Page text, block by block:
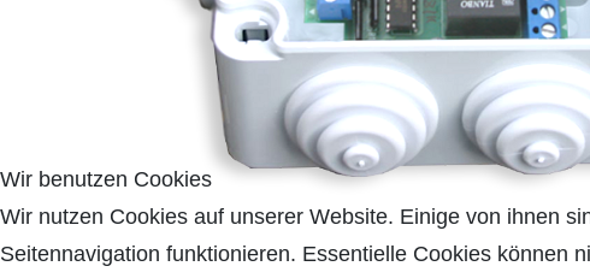
Wir benutzen Cookies
Wir nutzen Cookies auf unserer Website. Einige von ihnen
Seitennavigation funktionieren. Essentielle Cookies können